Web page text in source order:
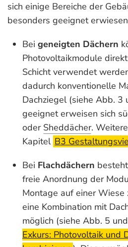
sich einige Bereiche der
besonders geeignet
Bei geneigten Dächern
Photovoltaikmodule
Schicht verwendet
dadurch konventionelle
Dachziegel (siehe Abb. 3
geeignet erweisen sich
oder Sheddächer.
Kapitel B3
Bei Flachdächern
freie Anordnung der
Montage auf einer Wiese
eine Kombination mit
möglich (siehe Abb. 5
Exkurs: Photovoltaik und